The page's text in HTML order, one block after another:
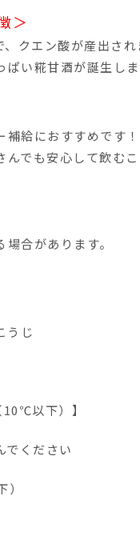
＞
クエン酸が産出さ
い糀甘酒が誕生しま
給におすすめです
でも安心して飲むこ
合があります。
うじ
以下）】
でください